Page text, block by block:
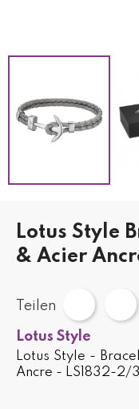
Lotus Style
& Acier
Teilen
Lotus Style
Lotus Style -
Ancre - LS1832-2/3